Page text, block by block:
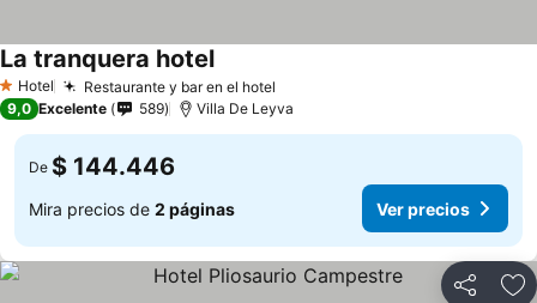
1 Estrellas
Hotel Restaurante y bar en el hotel
La tranquera hotelVer precios
9,0 Excelente 589 Villa De Leyva
De $ 144.446
Mira precios de 2 páginas Ver precios
Compartir